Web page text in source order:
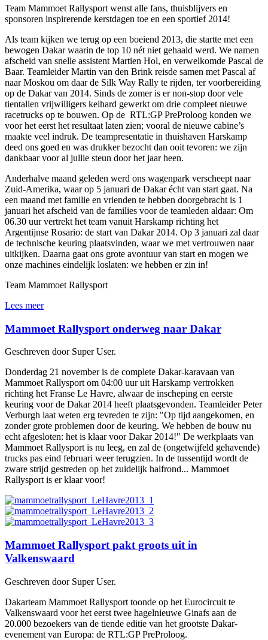
Team Mammoet Rallysport wenst alle fans, thuisblijvers en
sponsoren inspirerende kerstdagen toe en een sportief 2014!
Als team kijken we terug op een boeiend 2013, die startte met een
bewogen Dakar waarin de top 10 nét niet gehaald werd. We namen
afscheid van snelle assistent Martien Hol, en verwelkomde Pascal de
Baar. Teamleider Martin van den Brink reisde samen met Pascal af
naar Moskou om daar de Silk Way Rally te rijden, ter voorbereiding
op de Dakar van 2014. Sinds de zomer is er non-stop door vele
tientallen vrijwilligers keihard gewerkt om drie compleet nieuwe
racetrucks op te bouwen. Op de RTL:GP PreProloog konden we
voor het eerst het resultaat laten zien; vooral de nieuwe cabine’s
maakte veel indruk. De teampresentatie in thuishaven Harskamp
deed ons goed en was drukker bezocht dan ooit tevoren: we zijn
dankbaar voor al jullie steun door het jaar heen.
Anderhalve maand geleden werd ons wagenpark verscheept naar
Zuid-Amerika, waar op 5 januari de Dakar écht van start gaat. Na
een maand met familie en vrienden te hebben doorgebracht is 1
januari het afscheid van de families voor de teamleden aldaar: Om
06.30 uur vertrekt het team vanuit Harskamp richting het
Argentijnse Rosario: de start van Dakar 2014. Op 3 januari zal daar
de technische keuring plaatsvinden, waar we met vertrouwen naar
uitkijken. Daarna gaat ons grote avontuur van start en mogen we
onze machines eindelijk loslaten: we hebben er zin in!
Team Mammoet Rallysport
Lees meer
Mammoet Rallysport onderweg naar Dakar
Geschreven door Super User.
Donderdag 21 november is de complete Dakar-karavaan van
Mammoet Rallysport om 04:00 uur uit Harskamp vertrokken
richting het Franse Le Havre, alwaar de inscheping en eerste
keuring voor de Dakar 2014 heeft plaatsgevonden. Teamleider Peter
Verburgh laat weten erg tevreden te zijn: "Op tijd aangekomen, en
zonder grote problemen door de keuring. We hebben de bouw nu
echt afgesloten: het is klaar voor Dakar 2014!" De werkplaats van
Mammoet Rallysport is nu leeg, en zal de (ongetwijfeld gehavende)
trucks pas eind februari weer terugzien. In de tussentijd wordt de
zware strijd gestreden op het zuidelijk halfrond... Mammoet
Rallysport is er klaar voor!
Mammoet Rallysport pakt groots uit in
Valkenswaard
Geschreven door Super User.
Dakarteam Mammoet Rallysport toonde op het Eurocircuit te
Valkenswaard voor het eerst twee hagelnieuwe Ginafs aan de
20.000 bezoekers van de tiende editie van het grootste Dakar-
evenement van Europa: de RTL:GP PreProloog.